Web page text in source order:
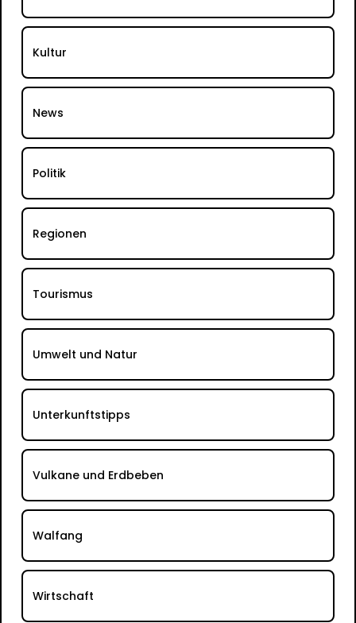
Kultur
News
Politik
Regionen
Tourismus
Umwelt und Natur
Unterkunftstipps
Vulkane und Erdbeben
Walfang
Wirtschaft